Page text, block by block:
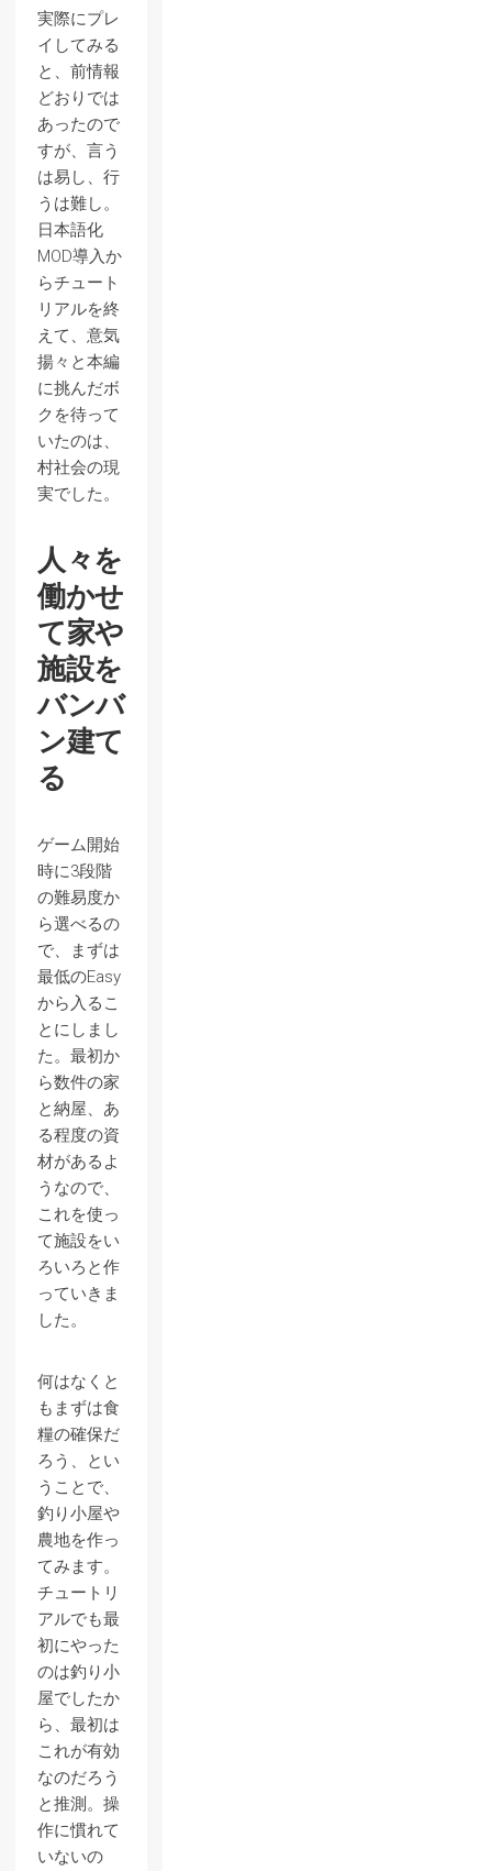
実際にプレ
イしてみる
と、前情報
どおりでは
あったので
すが、言う
は易し、行
うは難し。
日本語化
MOD導入か
らチュート
リアルを終
えて、意気
揚々と本編
に挑んだボ
クを待って
いたのは、
村社会の現
実でした。
人々を
働かせ
て家や
施設を
バンバ
ン建て
る
ゲーム開始
時に3段階
の難易度か
ら選べるの
で、まずは
最低のEasy
から入るこ
とにしまし
た。最初か
ら数件の家
と納屋、あ
る程度の資
材があるよ
うなので、
これを使っ
て施設をい
ろいろと作
っていきま
した。
何はなくと
もまずは食
糧の確保だ
ろう、とい
うことで、
釣り小屋や
農地を作っ
てみます。
チュートリ
アルでも最
初にやった
のは釣り小
屋でしたか
ら、最初は
これが有効
なのだろう
と推測。操
作に慣れて
いないの